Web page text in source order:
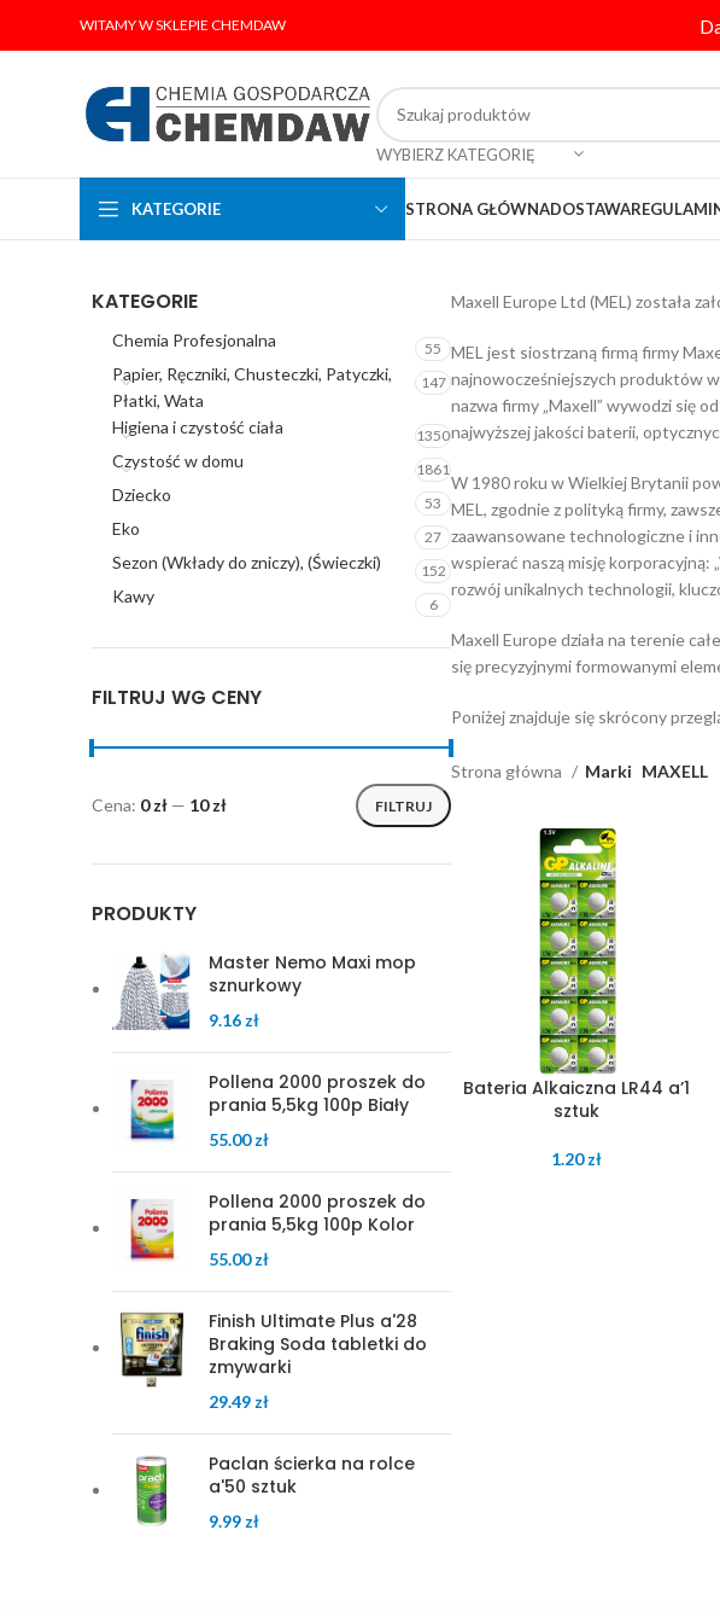
WITAMY W SKLEPIE CHEMDAW
WYBIERZ KATEGORIĘ
KATEGORIE STRONA GŁÓWNADOSTAWA
KATEGORIE
Chemia Profesjonalna 55
Papier, Ręczniki, Chusteczki, Patyczki,
Płatki, Wata
147
Higiena i czystość ciała 1350
Czystość w domu 1861
Dziecko 53
Eko 27
Sezon (Wkłady do zniczy), (Świeczki) 152
Kawy 6
FILTRUJ WG CENY
FILTRUJ
Cena: 0 zł — 10 zł
PRODUKTY
Master Nemo Maxi mop
sznurkowy
9.16 zł
Pollena 2000 proszek do
prania 5,5kg 100p Biały
55.00zł
Pollena 2000 proszek do
prania 5,5kg 100p Kolor
55.00zł
Finish Ultimate Plus a'28
Braking Soda tabletki do
zmywarki
29.49 zł
Paclan ścierka na rolce
a'50 sztuk
9.99 zł
Maxell Europe Ltd (MEL) została
MEL jest siostrzaną firmą firmy
najnowocześniejszych produktów w
nazwa firmy „Maxell” wywodzi się
najwyższej jakości baterii,
W 1980 roku w Wielkiej Brytanii
MEL, zgodnie z polityką firmy,
zaawansowane technologiczne i
wspierać naszą misję korporacyjną:
rozwój unikalnych technologii,
Maxell Europe działa na terenie
się precyzyjnymi formowanymi
Poniżej znajduje się skrócony
Strona główna Marki MAXELL
Bateria Alkaiczna LR44 a’1
sztuk
1.20zł